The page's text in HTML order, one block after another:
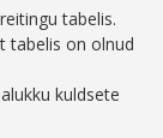
tabelis.
tabelis on olnud
kuldsete